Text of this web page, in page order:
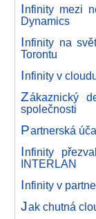
Infinity mezi
Dynamics
Infinity na
Torontu
Infinity v
Zákaznický
společnosti
Partnerská
Infinity
INTERLAN
Infinity v
Jak chutná